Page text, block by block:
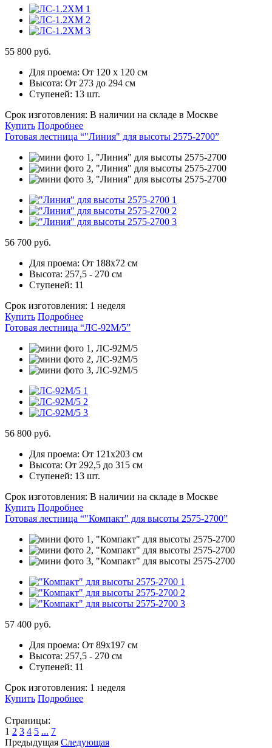
55 800 руб.
Для проема: От 120 х 120 см
Высота: От 273 до 294 см
Ступеней: 13 шт.
Срок изготовления: В наличии на складе в Москве
Купить Подробнее
Готовая лестница “"Линия" для высоты 2575-2700”
56 700 руб.
Для проема: От 188х72 см
Высота: 257,5 - 270 см
Ступеней: 11
Срок изготовления: 1 неделя
Купить Подробнее
Готовая лестница “ЛС-92М/5”
56 800 руб.
Для проема: От 121х203 см
Высота: От 292,5 до 315 см
Ступеней: 13 шт.
Срок изготовления: В наличии на складе в Москве
Купить Подробнее
Готовая лестница “"Компакт" для высоты 2575-2700”
57 400 руб.
Для проема: От 89х197 см
Высота: 257,5 - 270 см
Ступеней: 11
Срок изготовления: 1 неделя
Купить Подробнее
Страницы:
1 2 3 4 5 ... 7
Предыдущая Следующая